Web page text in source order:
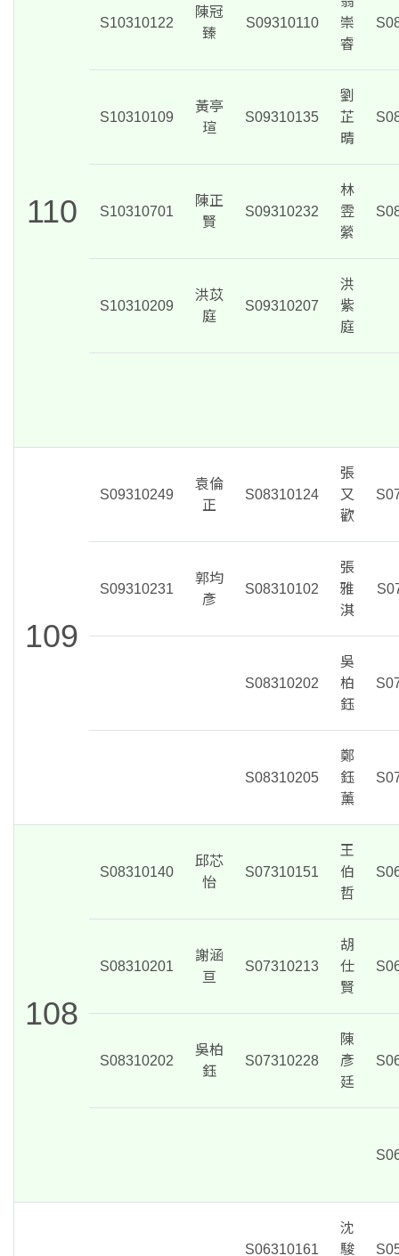
110
S10310122
陳冠
臻
S09310110
崇
睿
S10310109
黃亭
瑄
S09310135
劉
芷
晴
S10310701
陳正
賢
S09310232
林
雴
縈
S10310209
洪苡
庭
S09310207
洪
紫
庭
109
S09310249
袁倫
正
S08310124
張
又
歡
S09310231
郭均
彥
S08310102
張
雅
淇
S08310202
吳
柏
鈺
S08310205
鄭
鈺
薰
108
S08310140
邱芯
怡
S07310151
王
伯
哲
S08310201
謝涵
亘
S07310213
胡
仕
賢
S08310202
吳柏
鈺
S07310228
陳
彥
廷
S06310161
沈
駿